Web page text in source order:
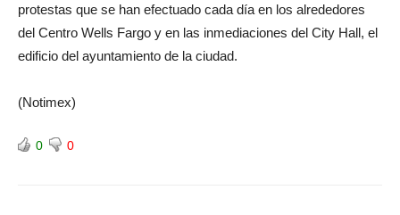
protestas que se han efectuado cada día en los alrededores
del Centro Wells Fargo y en las inmediaciones del City Hall, el
edificio del ayuntamiento de la ciudad.
(Notimex)
0 0